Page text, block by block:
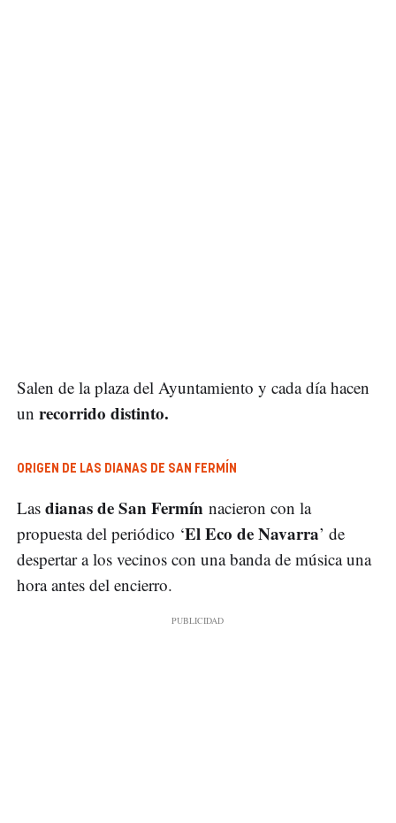
Salen de la plaza del Ayuntamiento y cada día hacen
un recorrido distinto.
ORIGEN DE LAS DIANAS DE SAN FERMÍN
Las dianas de San Fermín nacieron con la
propuesta del periódico ‘El Eco de Navarra’ de
despertar a los vecinos con una banda de música una
hora antes del encierro.